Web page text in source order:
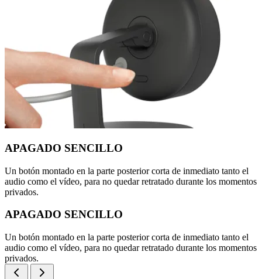
APAGADO SENCILLO
Un botón montado en la parte posterior corta de inmediato tanto el
audio como el vídeo, para no quedar retratado durante los momentos
privados.
APAGADO SENCILLO
Un botón montado en la parte posterior corta de inmediato tanto el
audio como el vídeo, para no quedar retratado durante los momentos
privados.